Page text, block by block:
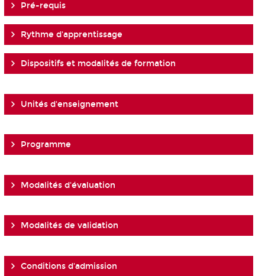
Pré-requis
Rythme d'apprentissage
Dispositifs et modalités de formation
Unités d'enseignement
Programme
Modalités d'évaluation
Modalités de validation
Conditions d'admission